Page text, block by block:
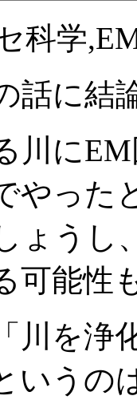
科学
話に結
川に
やった
ょうし
可能性
川を浄
いうの